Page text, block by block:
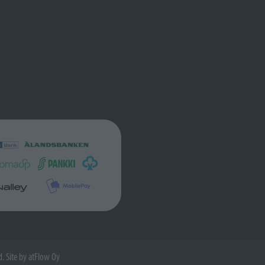
Site byatFlow Oy